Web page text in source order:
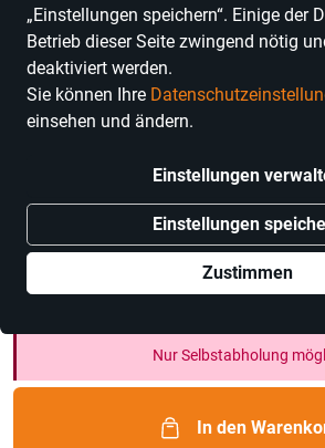
„Einstellungen speichern“. Einige der
Betrieb dieser Seite zwingend nötig
deaktiviert werden.
Sie können Ihre
einsehen und ändern.
Einstellungen
Einstellungen
Zustimmen
Märchen von Treue &
Hannelore Marzi
Preis
2,50 € inkl. MwSt.
Nur noch weniger als 3 Artikel im
Nur Selbstabholung
In den